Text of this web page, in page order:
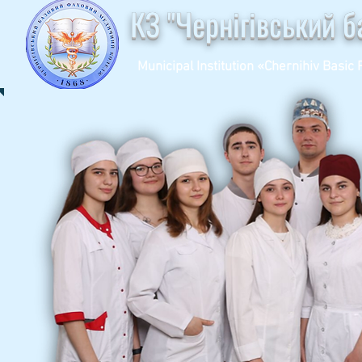
КЗ "Чернігівський
Municipal Institution «Chernihiv Basic